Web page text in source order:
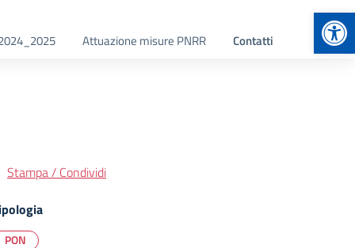
Attuazione misure PNRR Contatti
Stampa / Condividi
PON